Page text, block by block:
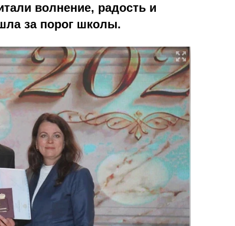
волнение, радость и
за порог школы.